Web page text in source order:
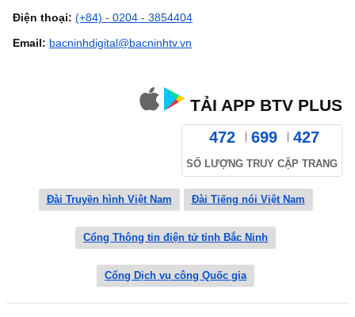
Điện thoại: (+84) - 0204 - 3854404
Email: bacninhdigital@bacninhtv.vn
TẢI APP BTV PLUS
472 699 427
SỐ LƯỢNG TRUY CẬP TRANG
Đài Truyền hình Việt Nam Đài Tiếng nói Việt Nam
Cổng Thông tin điện tử tỉnh Bắc Ninh
Cổng Dịch vụ công Quốc gia